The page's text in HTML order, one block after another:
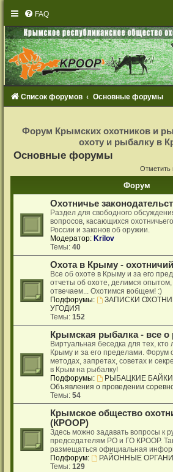
FAQ
Список форумов Основные форумы
с
т
я
Форум Крымских охотников и
охоту и рыбалку в
Основные форумы
Отметить
Форум
Охотничье
Раздел для свободного
вопросов, касающихся
России и законов об оружии.
Модератор: Krilov
Темы:40
Охота в Крыму -
Все об охоте в Крыму и за его
отчеты об охоте, делимся
отвечаем... Охотимся вобщем! :)
Подфорумы:
ЗАПИСКИ
УГОДИЯ
Темы:152
Крымская рыбалка - все
Виртуальная беседка для тех,
Крыму и за его пределами. Форум
методах, запретах, советах и
в Крым на рыбалку!
Подфорумы:
РЫБАЦКИЕ БАЙКИ
Объявления о проведении
Темы:54
Крымское общество
(КРООР)
Здесь можно задавать вопросы к
председателям РО и ГО КРООР.
размещаться официальная
Подфорум:
РАЙОННЫЕ
Темы:129